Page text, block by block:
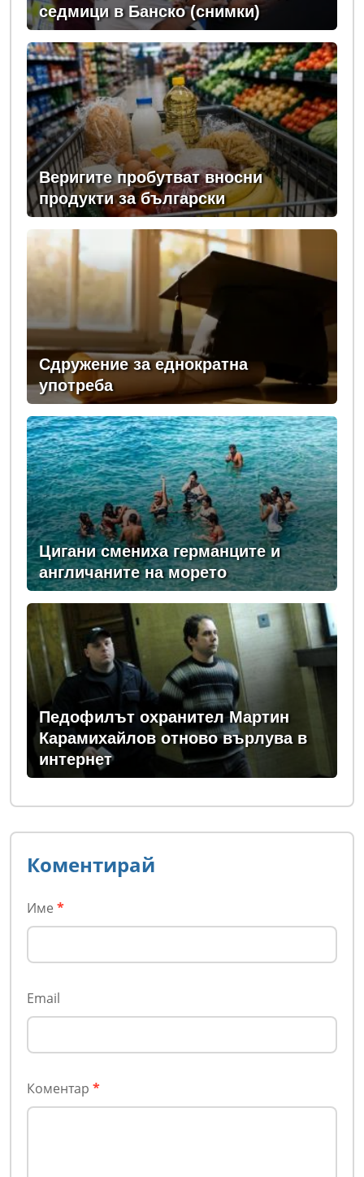
седмици в Банско (снимки)
Веригите пробутват вносни
продукти за български
Сдружение за еднократна
употреба
Цигани смениха германците и
англичаните на морето
Педофилът охранител Мартин
Карамихайлов отново върлува в
интернет
Коментирай
Име *
Email
Коментар *